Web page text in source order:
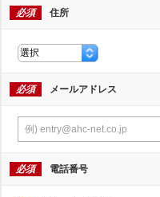
必須 住所
必須 メールアドレス
必須 電話番号